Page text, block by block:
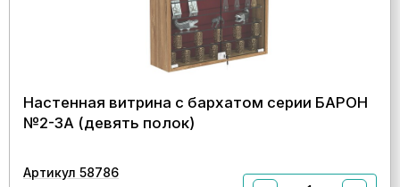
Настенная витрина с бархатом серии БАРОН
№2-3А (девять полок)
Артикул 58786